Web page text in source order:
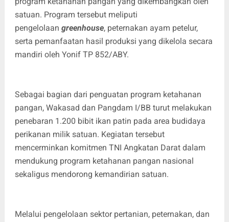
satuan. Program tersebut meliputi
pengelolaan greenhouse, peternakan ayam petelur,
serta pemanfaatan hasil produksi yang dikelola secara
mandiri oleh Yonif TP 852/ABY.
Sebagai bagian dari penguatan program ketahanan
pangan, Wakasad dan Pangdam I/BB turut melakukan
penebaran 1.200 bibit ikan patin pada area budidaya
perikanan milik satuan. Kegiatan tersebut
mencerminkan komitmen TNI Angkatan Darat dalam
mendukung program ketahanan pangan nasional
sekaligus mendorong kemandirian satuan.
Melalui pengelolaan sektor pertanian, peternakan, dan